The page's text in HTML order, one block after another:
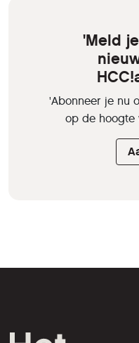
'Meld
'Abonneer je nu
op de hoogte